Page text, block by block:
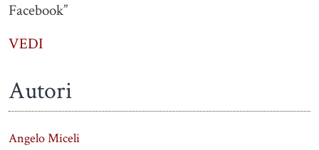
Facebook”
VEDI
Autori
Angelo Miceli